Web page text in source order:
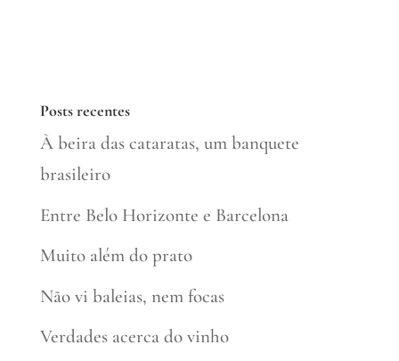
Posts recentes
À beira das cataratas, um banquete
brasileiro
Entre Belo Horizonte e Barcelona
Muito além do prato
Não vi baleias, nem focas
Verdades acerca do vinho